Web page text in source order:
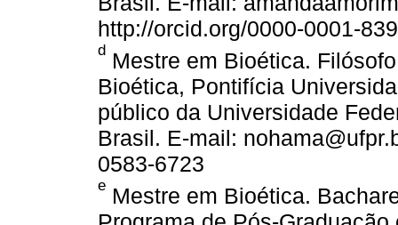
http://orcid.org/0000-0001-
d Mestre em Bioética.
Bioética, Pontifícia
público da Universidade
Brasil. E-mail:
0583-6723
e Mestre em Bioética.